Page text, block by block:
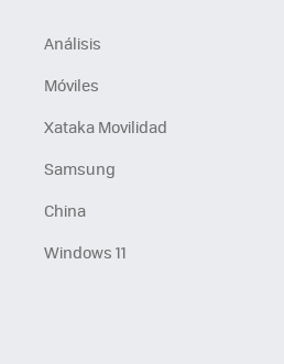
Análisis
Móviles
Xataka Movilidad
Samsung
China
Windows 11